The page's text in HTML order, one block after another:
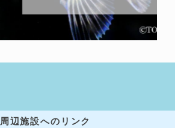
周辺施設へのリンク